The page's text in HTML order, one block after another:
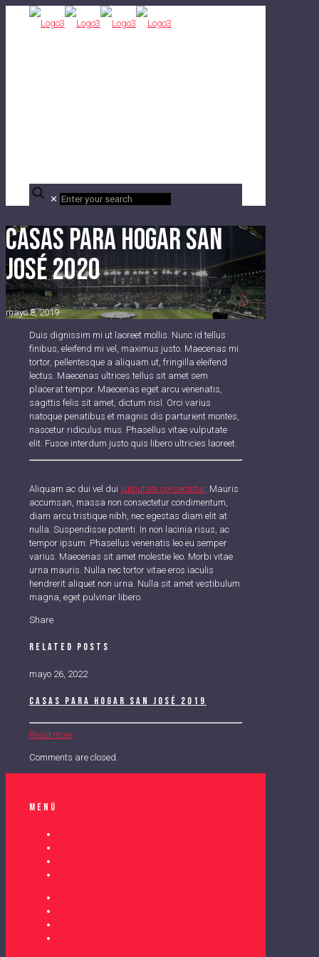
✕
Casas para hogar San
José 2020
mayo 8, 2019
Duis dignissim mi ut laoreet mollis. Nunc id tellus
finibus, eleifend mi vel, maximus justo. Maecenas mi
tortor, pellentesque a aliquam ut, fringilla eleifend
lectus. Maecenas ultrices tellus sit amet sem
placerat tempor. Maecenas eget arcu venenatis,
sagittis felis sit amet, dictum nisl. Orci varius
natoque penatibus et magnis dis parturient montes,
nascetur ridiculus mus. Phasellus vitae vulputate
elit. Fusce interdum justo quis libero ultricies laoreet.
Aliquam ac dui vel dui vulputate consectetur. Mauris
accumsan, massa non consectetur condimentum,
diam arcu tristique nibh, nec egestas diam elit at
nulla. Suspendisse potenti. In non lacinia risus, ac
tempor ipsum. Phasellus venenatis leo eu semper
varius. Maecenas sit amet molestie leo. Morbi vitae
urna mauris. Nulla nec tortor vitae eros iaculis
hendrerit aliquet non urna. Nulla sit amet vestibulum
magna, eget pulvinar libero.
Share
Related posts
mayo 26, 2022
Casas para hogar San José 2019
Read more
Comments are closed.
Menú